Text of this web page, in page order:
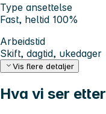
Type ansettelse
Fast, heltid 100%
Arbeidstid
Skift, dagtid, ukedager
Vis flere detaljer
Hva vi ser etter